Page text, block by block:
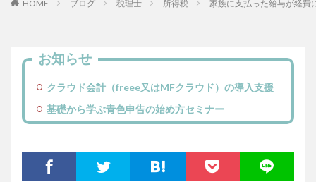
HOME ブログ 税理士 所得税 家族に支払った給与が経費
お知らせ
クラウド会計（freee又はMFクラウド）の導入支援
基礎から学ぶ青色申告の始め方セミナー